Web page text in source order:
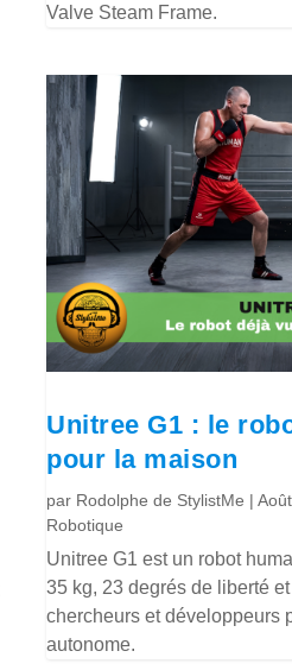
Valve Steam Frame.
Unitree G1 : le
pour la maison
par Rodolphe de StylistMe |
Robotique
Unitree G1 est un robot
35 kg, 23 degrés de liberté
chercheurs et développeurs
autonome.